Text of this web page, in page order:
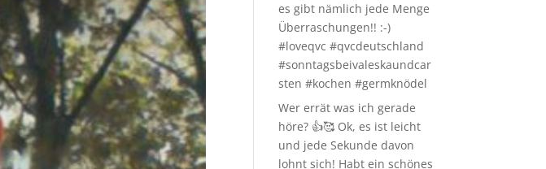
es gibt nämlich jede Menge
Überraschungen!! :-)
#loveqvc #qvcdeutschland
#sonntagsbeivaleskaundcar
sten #kochen #germknödel
Wer errät was ich gerade
höre? 👍🥰 Ok, es ist leicht
und jede Sekunde davon
lohnt sich! Habt ein schönes